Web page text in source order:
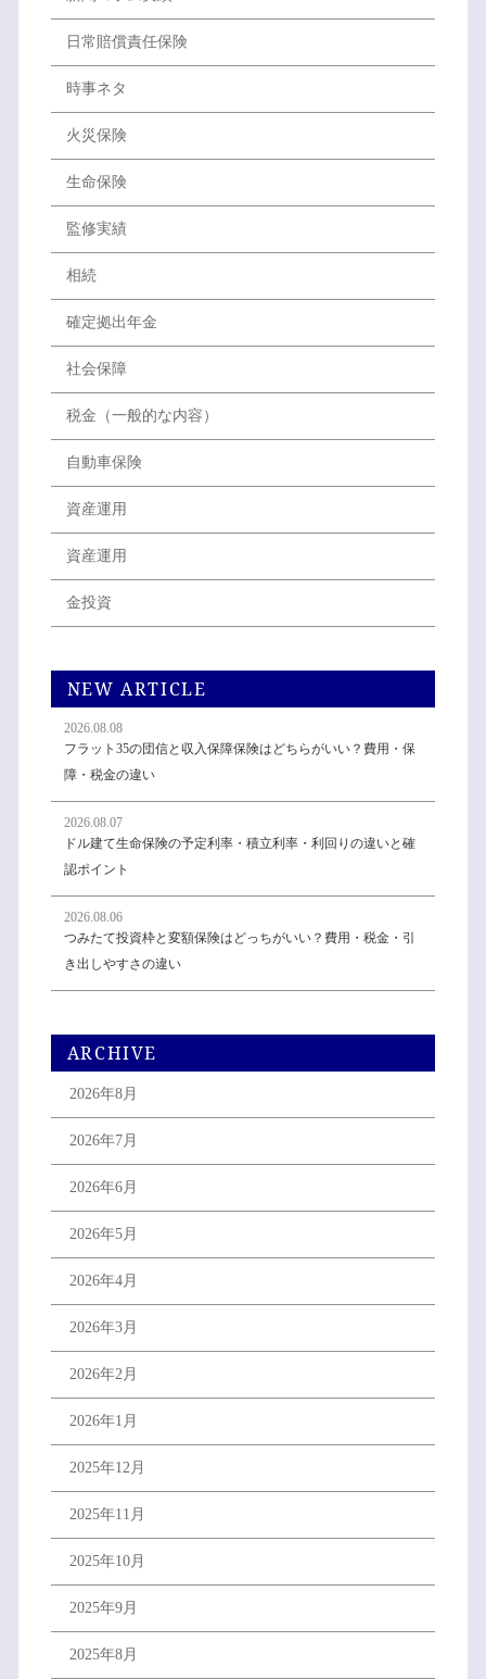
日常賠償責任保険
時事ネタ
火災保険
生命保険
監修実績
相続
確定拠出年金
社会保障
税金（一般的な内容）
自動車保険
資産運用
資産運用
金投資
NEW ARTICLE
2026.08.08
フラット35の団信と収入保障保険はどちらがいい？費用・保
障・税金の違い
2026.08.07
ドル建て生命保険の予定利率・積立利率・利回りの違いと確
認ポイント
2026.08.06
つみたて投資枠と変額保険はどっちがいい？費用・税金・引
き出しやすさの違い
ARCHIVE
2026年8月
2026年7月
2026年6月
2026年5月
2026年4月
2026年3月
2026年2月
2026年1月
2025年12月
2025年11月
2025年10月
2025年9月
2025年8月